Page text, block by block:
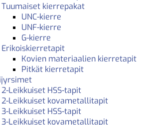
Tuumaiset kierrepakat
UNC-kierre
UNF-kierre
G-kierre
Erikoiskierretapit
Kovien materiaalien kierretapit
Pitkät kierretapit
2-Leikkuiset HSS-tapit
2-Leikkuiset kovametallitapit
3-Leikkuiset HSS-tapit
3-Leikkuiset kovametallitapit